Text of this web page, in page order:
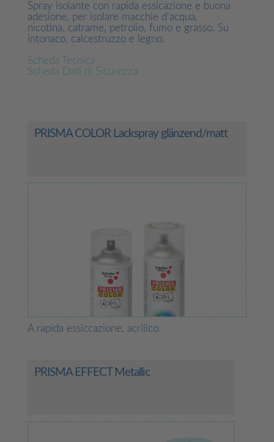
Spray isolante con rapida essicazione e buona
adesione, per isolare macchie d‘acqua,
nicotina, catrame, petrolio, fumo e grasso. Su
intonaco, calcestruzzo e legno.
Scheda Tecnica
Scheda Dati di Sicurezza
PRISMA COLOR Lackspray glänzend/matt
A rapida essiccazione, acrilico.
PRISMA EFFECT Metallic